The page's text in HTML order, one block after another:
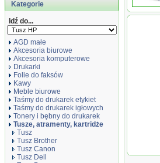
Kategorie
Idź do...
AGD małe
Akcesoria biurowe
Akcesoria komputerowe
Drukarki
Folie do faksów
Kawy
Meble biurowe
Taśmy do drukarek etykiet
Taśmy do drukarek igłowych
Tonery i bębny do drukarek
Tusze, atramenty, kartridże
Tusz
Tusz Brother
Tusz Canon
Tusz Dell